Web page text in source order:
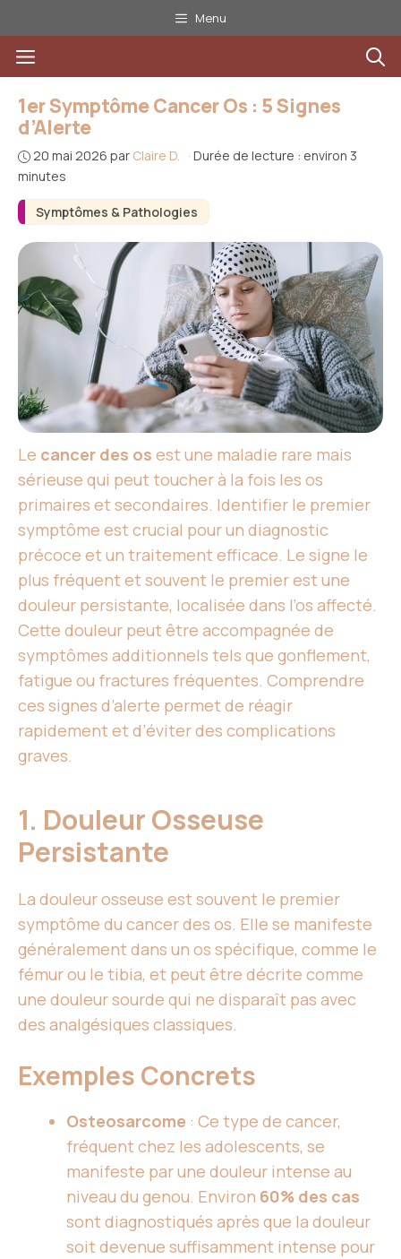
au
contenu
Menu
Menu
Symptômes & Pathologies
1er Symptôme Cancer Os : 5 Signes
d’Alerte
20 mai 2026 par Claire D. · Durée de lecture : environ 3
minutes
Le cancer des os est une maladie rare mais
sérieuse qui peut toucher à la fois les os
primaires et secondaires. Identifier le premier
symptôme est crucial pour un diagnostic
précoce et un traitement efficace. Le signe le
plus fréquent et souvent le premier est une
douleur persistante, localisée dans l’os affecté.
Cette douleur peut être accompagnée de
symptômes additionnels tels que gonflement,
fatigue ou fractures fréquentes. Comprendre
ces signes d’alerte permet de réagir
rapidement et d’éviter des complications
graves.
1. Douleur Osseuse
Persistante
La douleur osseuse est souvent le premier
symptôme du cancer des os. Elle se manifeste
généralement dans un os spécifique, comme le
fémur ou le tibia, et peut être décrite comme
une douleur sourde qui ne disparaît pas avec
des analgésiques classiques.
Exemples Concrets
Osteosarcome : Ce type de cancer,
fréquent chez les adolescents, se
manifeste par une douleur intense au
niveau du genou. Environ 60% des cas
sont diagnostiqués après que la douleur
soit devenue suffisamment intense pour